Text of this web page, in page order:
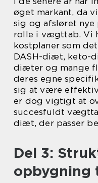
øget markant, da
sig og afsløret nye
rolle i vægttab. Vi
kostplaner som
DASH-diæt, keto-
diæter og mange
deres egne
sig at være
er dog vigtigt at
succesfuldt
diæt, der passer
Del 3:
opbygning